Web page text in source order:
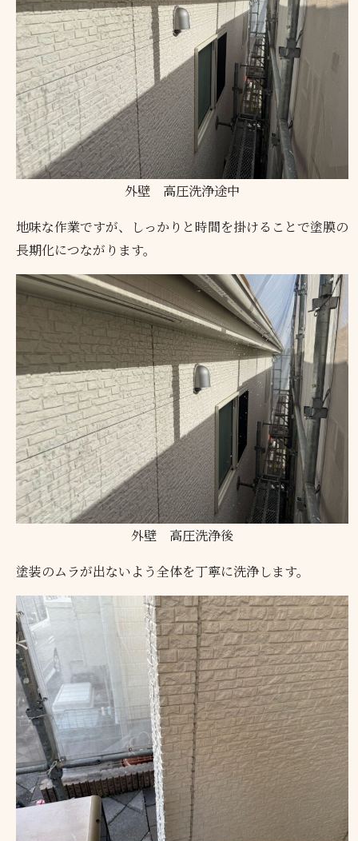
外壁 高圧洗浄途中
地味な作業ですが、しっかりと時間を掛けることで塗膜の
長期化につながります。
外壁 高圧洗浄後
塗装のムラが出ないよう全体を丁寧に洗浄します。